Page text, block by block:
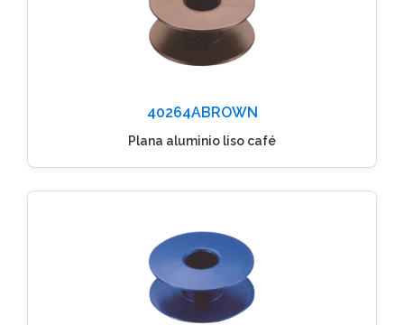
40264ABROWN
Plana aluminio liso café